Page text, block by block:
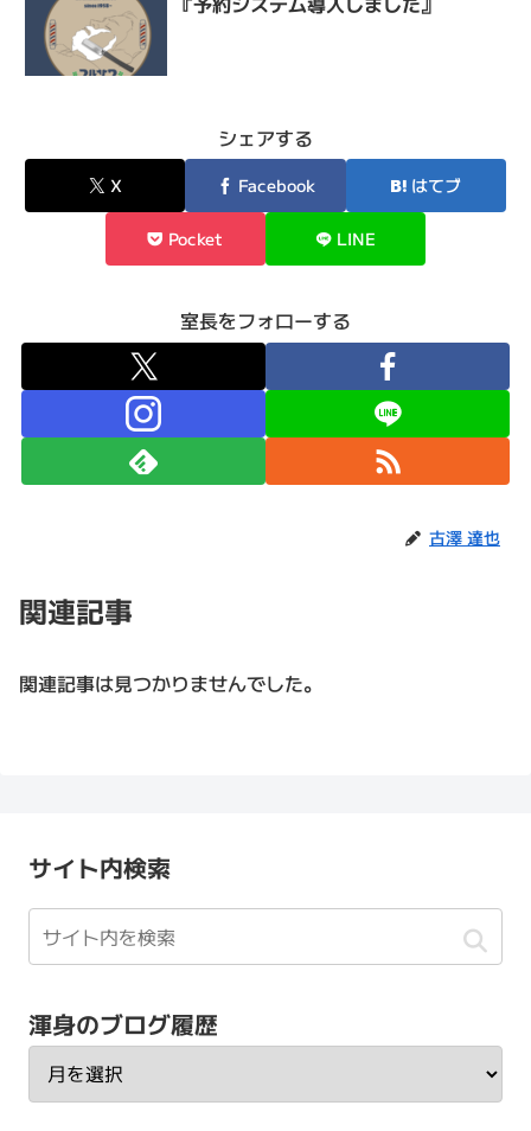
シェアする
X Facebook はてブ
Pocket LINE
室長をフォローする
古澤 達也
関連記事
関連記事は見つかりませんでした。
サイト内検索
渾身のブログ履歴